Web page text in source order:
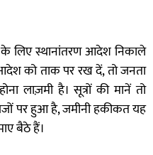
लिए स्थानांतरण आदेश निकाले
को ताक पर रख दें, तो जनता
लाज़मी है। सूत्रों की मानें तो
पर हुआ है, जमीनी हकीकत यह
बैठे हैं।